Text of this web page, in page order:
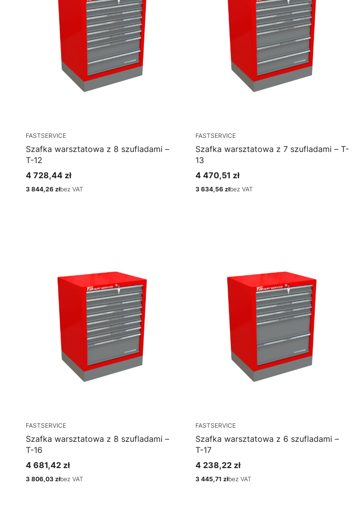
FASTSERVICE
Szafka warsztatowa z 8 szufladami –
T-12
Cena
4 728,44 zł
Cena
3 844,26 złbez VAT
FASTSERVICE
Szafka warsztatowa z 7 szufladami – T-
13
Cena
4 470,51 zł
Cena
3 634,56 złbez VAT
FASTSERVICE
Szafka warsztatowa z 8 szufladami –
T-16
Cena
4 681,42 zł
Cena
3 806,03 złbez VAT
FASTSERVICE
Szafka warsztatowa z 6 szufladami –
T-17
Cena
4 238,22 zł
Cena
3 445,71 złbez VAT